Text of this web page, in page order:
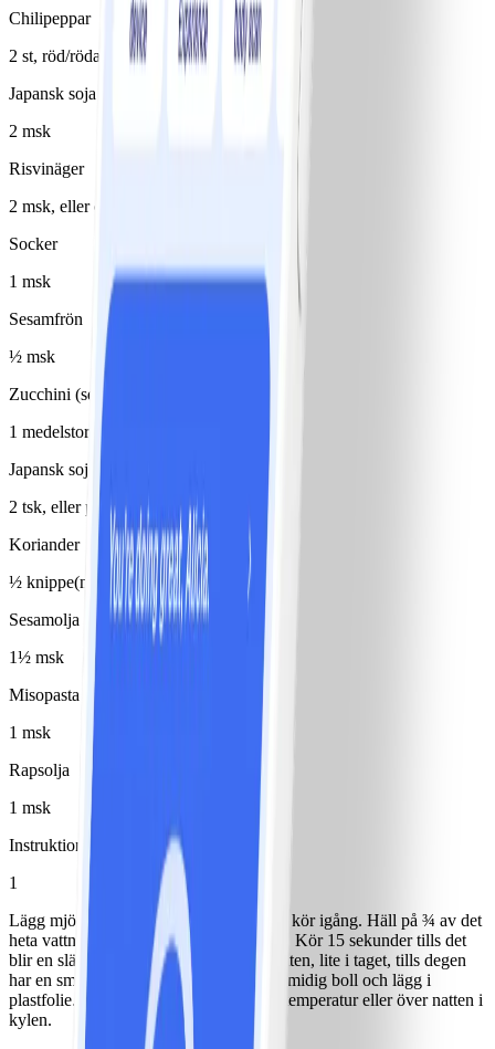
Chilipeppar
2 st, röd/röda
Japansk soja
2 msk
Risvinäger
2 msk, eller chinkiang
Socker
1 msk
Sesamfrön
½ msk
Zucchini (squash)
1 medelstor(t)/medelstora
Japansk soja
2 tsk, eller ponzu
Koriander
½ knippe(n)
Sesamolja
1½ msk
Misopasta
1 msk
Rapsolja
1 msk
Instruktioner
1
Lägg mjöl och salt i en matberedare och kör igång. Häll på ¾ av det
heta vattnet samtidigt som maskinen kör. Kör 15 sekunder tills det
blir en slät deg. Tillsätt ev. ytterligare vatten, lite i taget, tills degen
har en smidig konsistens. Forma till en smidig boll och lägg i
plastfolie. Låt vila 30-60 minuter i rumstemperatur eller över natten i
kylen.